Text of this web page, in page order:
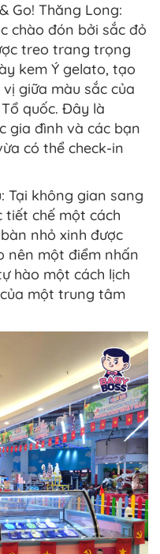
Go! Thăng Long:
chào đón bởi sắc đỏ
treo trang trọng
kem Ý gelato, tạo
giữa màu sắc của
quốc. Đây là
gia đình và các bạn
có thể check-in
Tại không gian sang
chế một cách
nhỏ xinh được
nên một điểm nhấn
hào một cách lịch
một trung tâm